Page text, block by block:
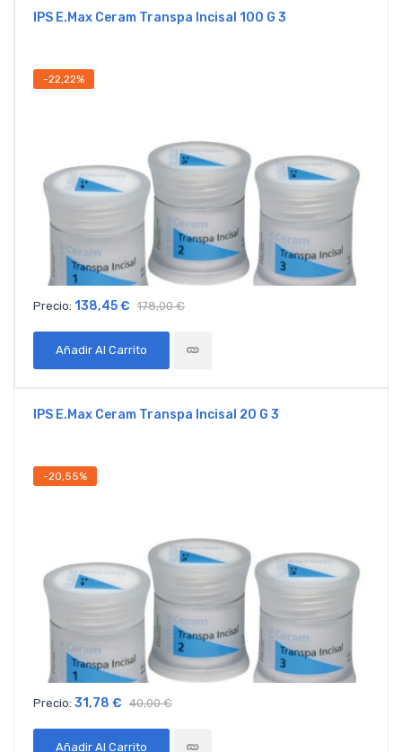
IPS E.max Ceram Transpa Incisal 100 G 3
-22,22%
Precio: 138,45 € 178,00 €
Añadir Al Carrito
IPS E.max Ceram Transpa Incisal 20 G 3
-20,55%
Precio: 31,78 € 40,00 €
Añadir Al Carrito